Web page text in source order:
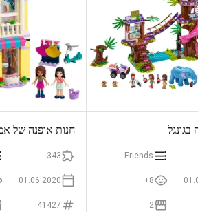
Friends
8+
2
חנות אופנה של
343
01.06.2020
41427